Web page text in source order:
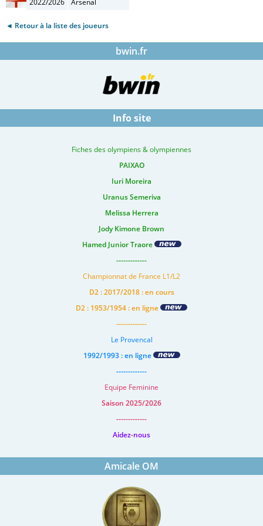
2022/2026
Arsenal
◄ Retour à la liste des joueurs
bwin.fr
Info site
Fiches des olympiens & olympiennes
PAIXAO
Iuri Moreira
Uranus Semeriva
Melissa Herrera
Jody Kimone Brown
Hamed Junior Traore
-------------
Championnat de France L1/L2
D2 : 2017/2018 : en cours
D2 : 1953/1954 : en ligne
-------------
Le Provencal
1992/1993 : en ligne
-------------
Equipe Feminine
Saison 2025/2026
-------------
Aidez-nous
Amicale OM